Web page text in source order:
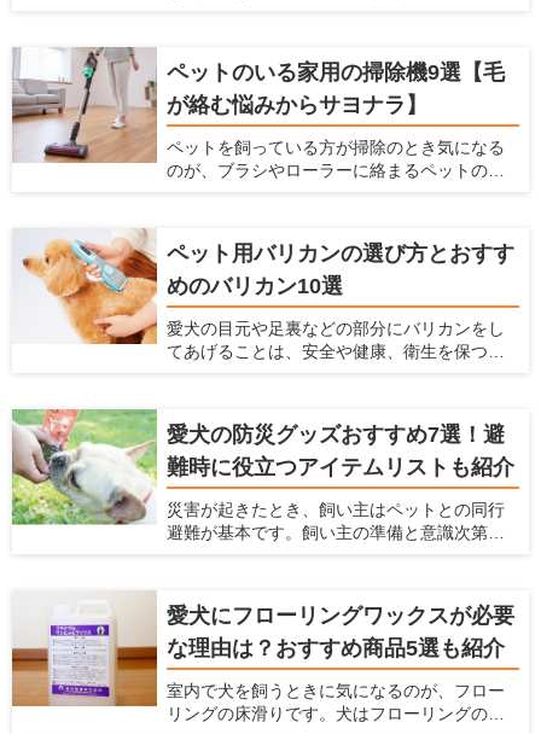
マット、サークルなど、たくさんのペット用
の寝床が販売されています。愛犬家住宅で
は、犬が快適な寝床に関しての情報を日々
チェックしています。 ここでは犬用の寝床を
作りたいけど、どんなものを選んだらよい
か、どんな場所に設置したらよいかわからな
床を置くのがよいのかなど、幅広い情報をま
とめましたので参考にしてください。
ペットのいる家用の掃除機9選【毛
が絡む悩みからサヨナラ】
ペットを飼っている方が掃除のとき気になる
のが、ブラシやローラーに絡まるペットの抜
く故障の原因となります。 掃除機のみなら
ず、お掃除ワイパーや粘着ローラーを駆使し
て抜け毛対策に日々奮闘されている方も多い
ことだと思います。もし、ペットの毛が絡み
にくい掃除機があれば、毎日のお掃除がラク
になると思いませんか？ 本記事では、ペット
ペット用バリカンの選び方とおすす
めのバリカン10選
愛犬の目元や足裏などの部分にバリカンをし
てあげることは、安全や健康、衛生を保つた
が大変という悩みもあると思います。 サロン
でバリカンをしてもらうこともできますが、
自宅でお手入れとしてバリカンをしてあげた
いという飼い主さんも多いと思います。そこ
で今回は、ペット用バリカンの選び方とス
ムーズに足裏や顔の毛をケアできるおすすめ
愛犬の防災グッズおすすめ7選！避
難時に役立つアイテムリストも紹介
災害が起きたとき、飼い主はペットとの同行
避難が基本です。飼い主の準備と意識次第
どんな防災グッズを用意しておけばよいで
しょうか。 愛犬の安全と健康を守るため、ラ
イフラインの停止を想定して、今から必要な
防災グッズを備蓄しておきましょう。ここで
は、避難生活に必要なアイテムリストとおす
すめの防災グッズを紹介します。
愛犬にフローリングワックスが必要
な理由は？おすすめ商品5選も紹介
室内で犬を飼うときに気になるのが、フロー
リングの床滑りです。犬はフローリングの上